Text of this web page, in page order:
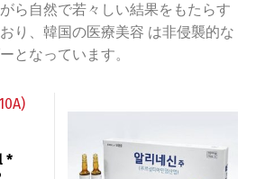
ら自然で若々しい結果をもたらす
り、韓国の医療美容 は非侵襲的な
となっています。
*